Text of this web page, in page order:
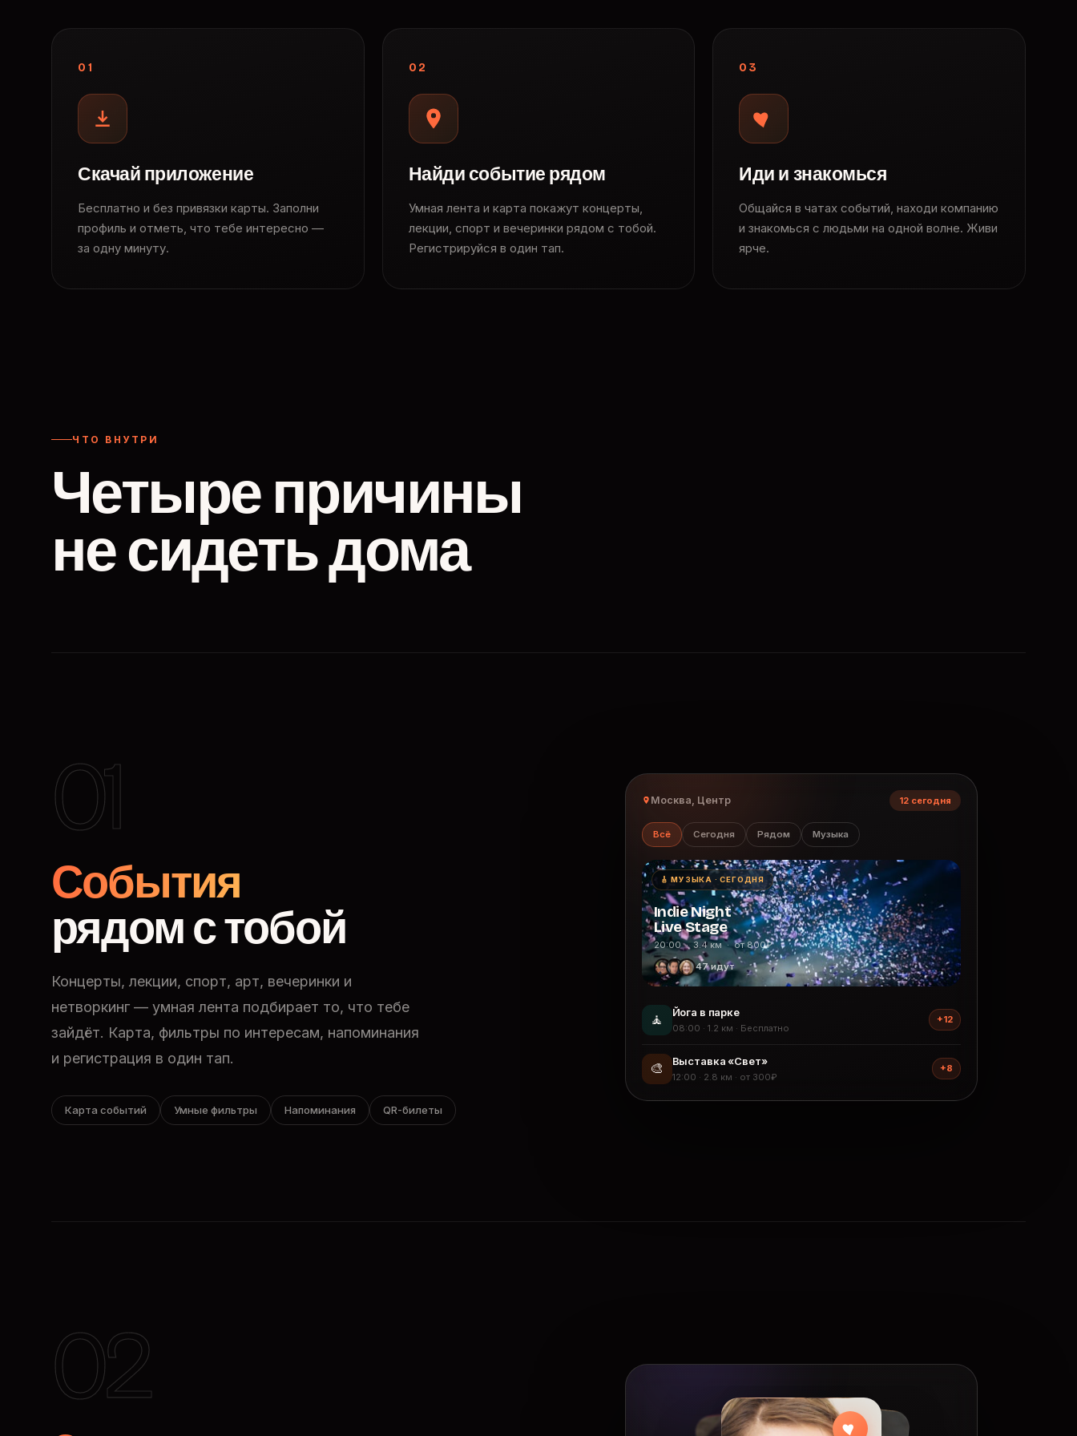
01
Скачай приложение
Бесплатно и без привязки карты. Заполни
профиль и отметь, что тебе интересно —
за одну минуту.
02
Найди событие рядом
Умная лента и карта покажут концерты,
лекции, спорт и вечеринки рядом с тобой.
Регистрируйся в один тап.
03
Иди и знакомься
Общайся в чатах событий, находи компанию
и знакомься с людьми на одной волне. Живи
ярче.
ЧТО ВНУТРИ
Четыре причины
не сидеть дома
01
События
рядом с тобой
Концерты, лекции, спорт, арт, вечеринки и
нетворкинг — умная лента подбирает то, что тебе
зайдёт. Карта, фильтры по интересам, напоминания
и регистрация в один тап.
Карта событий Умные фильтры Напоминания QR-билеты
Москва, Центр 12 сегодня
Всё Сегодня Рядом Музыка
🎸 МУЗЫКА · СЕГОДНЯ
Indie Night
Live Stage
20:00 · 3.4 км · от 800₽
47 идут
🧘 Йога в парке
08:00 · 1.2 км · Бесплатно
+12
🎨 Выставка «Свет»
12:00 · 2.8 км · от 300₽
+8
02